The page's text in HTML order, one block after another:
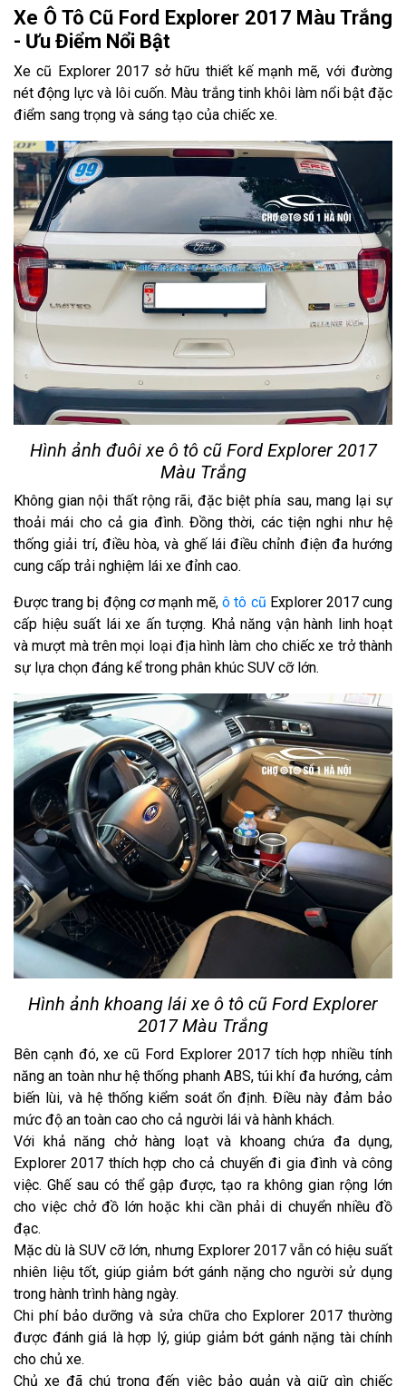
Xe Ô Tô Cũ Ford Explorer 2017 Màu Trắng
- Ưu Điểm Nổi Bật
Xe cũ Explorer 2017 sở hữu thiết kế mạnh mẽ, với đường
nét động lực và lôi cuốn. Màu trắng tinh khôi làm nổi bật đặc
điểm sang trọng và sáng tạo của chiếc xe.
Hình ảnh đuôi xe ô tô cũ Ford Explorer 2017
Màu Trắng
Không gian nội thất rộng rãi, đặc biệt phía sau, mang lại sự
thoải mái cho cả gia đình. Đồng thời, các tiện nghi như hệ
thống giải trí, điều hòa, và ghế lái điều chỉnh điện đa hướng
cung cấp trải nghiệm lái xe đỉnh cao.
Được trang bị động cơ mạnh mẽ,ô tô cũ Explorer 2017 cung
cấp hiệu suất lái xe ấn tượng. Khả năng vận hành linh hoạt
và mượt mà trên mọi loại địa hình làm cho chiếc xe trở thành
sự lựa chọn đáng kể trong phân khúc SUV cỡ lớn.
Hình ảnh khoang lái xe ô tô cũ Ford Explorer
2017 Màu Trắng
Bên cạnh đó, xe cũ Ford Explorer 2017 tích hợp nhiều tính
năng an toàn như hệ thống phanh ABS, túi khí đa hướng, cảm
biến lùi, và hệ thống kiểm soát ổn định. Điều này đảm bảo
mức độ an toàn cao cho cả người lái và hành khách.
Với khả năng chở hàng loạt và khoang chứa đa dụng,
Explorer 2017 thích hợp cho cả chuyến đi gia đình và công
việc. Ghế sau có thể gập được, tạo ra không gian rộng lớn
cho việc chở đồ lớn hoặc khi cần phải di chuyển nhiều đồ
đạc.
Mặc dù là SUV cỡ lớn, nhưng Explorer 2017 vẫn có hiệu suất
nhiên liệu tốt, giúp giảm bớt gánh nặng cho người sử dụng
trong hành trình hàng ngày.
Chi phí bảo dưỡng và sửa chữa cho Explorer 2017 thường
được đánh giá là hợp lý, giúp giảm bớt gánh nặng tài chính
cho chủ xe.
Chủ xe đã chú trọng đến việc bảo quản và giữ gìn chiếc